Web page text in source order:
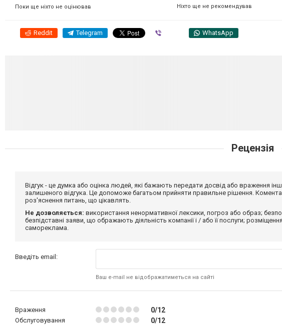
Поки ще ніхто не оцінював Ніхто ще не рекомендував
Reddit Telegram WhatsApp
Рецензія
Відгук - це думка або оцінка людей, які бажають передати досвід або враження
залишеного відгука. Це допоможе багатьом прийняти правильне рішення.
роз'яснення питань, що цікавлять.
Не дозволяється: використання ненормативної лексики, погроз або образ;
безпідставні заяви, що ображають діяльність компанії і / або її послуги;
самореклама.
Введіть email:
Ваш e-mail не відображатиметься на сайті
Враження 0/12
Обслуговування 0/12